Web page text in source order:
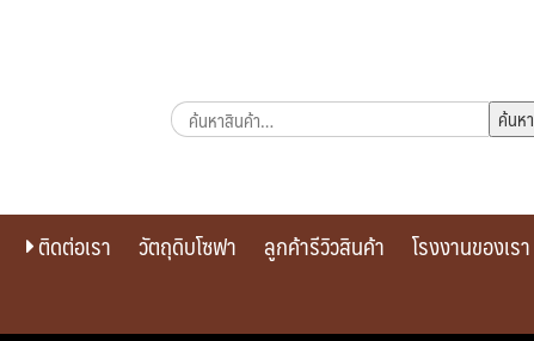
ค้นหา:
ค้นหา
ติดต่อเรา วัตถุดิบโซฟา ลูกค้ารีวิวสินค้า
โรงงานของเรา